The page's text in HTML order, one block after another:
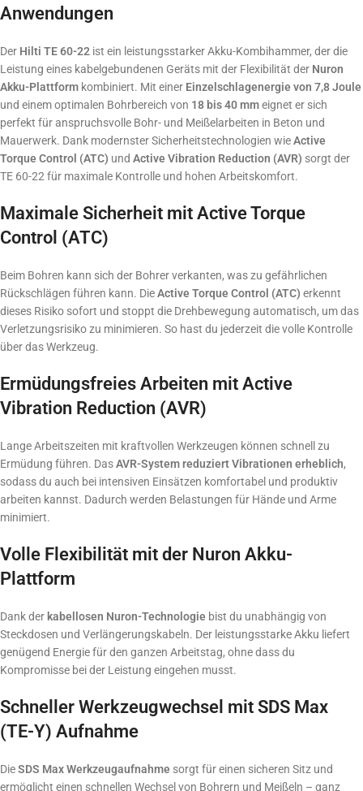
Anwendungen
Der Hilti TE 60-22 ist ein leistungsstarker Akku-Kombihammer, der die
Leistung eines kabelgebundenen Geräts mit der Flexibilität der Nuron
Akku-Plattform kombiniert. Mit einer Einzelschlagenergie von 7,8 Joule
und einem optimalen Bohrbereich von 18 bis 40 mmeignet er sich
perfekt für anspruchsvolle Bohr- und Meißelarbeiten in Beton und
Mauerwerk. Dank modernster Sicherheitstechnologien wieActive
Torque Control (ATC) und Active Vibration Reduction (AVR) sorgt der
TE 60-22 für maximale Kontrolle und hohen Arbeitskomfort.
Maximale Sicherheit mit Active Torque
Control (ATC)
Beim Bohren kann sich der Bohrer verkanten, was zu gefährlichen
Rückschlägen führen kann. DieActive Torque Control (ATC) erkennt
dieses Risiko sofort und stoppt die Drehbewegung automatisch, um das
Verletzungsrisiko zu minimieren. So hast du jederzeit die volle Kontrolle
über das Werkzeug.
Ermüdungsfreies Arbeiten mit Active
Vibration Reduction (AVR)
Lange Arbeitszeiten mit kraftvollen Werkzeugen können schnell zu
Ermüdung führen. DasAVR-System reduziert Vibrationen erheblich,
sodass du auch bei intensiven Einsätzen komfortabel und produktiv
arbeiten kannst. Dadurch werden Belastungen für Hände und Arme
minimiert.
Volle Flexibilität mit der Nuron Akku-
Plattform
Dank der kabellosen Nuron-Technologie bist du unabhängig von
Steckdosen und Verlängerungskabeln. Der leistungsstarke Akku liefert
genügend Energie für den ganzen Arbeitstag, ohne dass du
Kompromisse bei der Leistung eingehen musst.
Schneller Werkzeugwechsel mit SDS Max
(TE-Y) Aufnahme
DieSDS Max Werkzeugaufnahme sorgt für einen sicheren Sitz und
ermöglicht einen schnellen Wechsel von Bohrern und Meißeln – ganz